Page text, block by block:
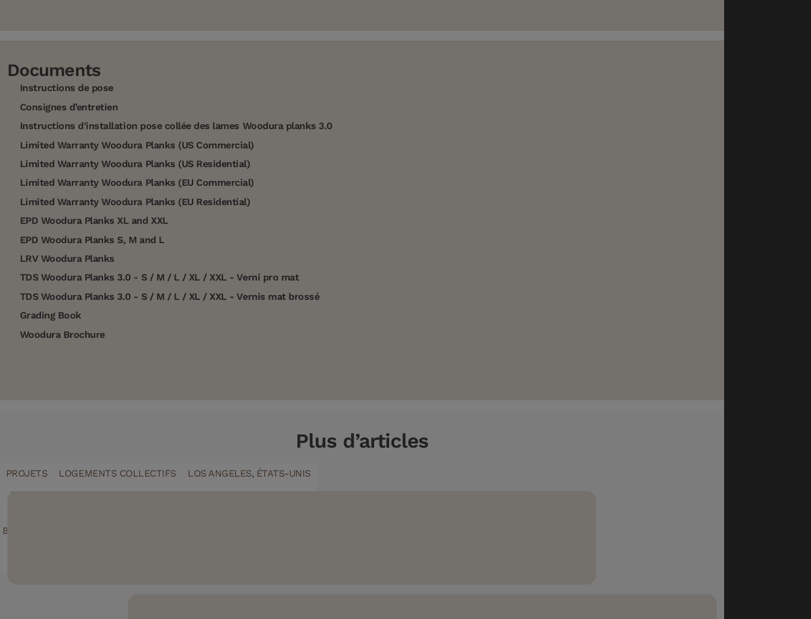
Documents
Instructions de pose
Consignes d’entretien
Instructions d'installation pose collée des lames Woodura planks 3.0
Limited Warranty Woodura Planks (US Commercial)
Limited Warranty Woodura Planks (US Residential)
Limited Warranty Woodura Planks (EU Commercial)
Limited Warranty Woodura Planks (EU Residential)
EPD Woodura Planks XL and XXL
EPD Woodura Planks S, M and L
LRV Woodura Planks
TDS Woodura Planks 3.0 - S / M / L / XL / XXL - Verni pro mat
TDS Woodura Planks 3.0 - S / M / L / XL / XXL - Vernis mat brossé
Grading Book
Woodura Brochure
Plus d’articles
PROJETS LOGEMENTS COLLECTIFS LOS ANGELES, ÉTATS-UNIS
Une nouvelle copropriété à Los Angeles
Bittoni Architects a réalisé l’aménagement intérieure de cette nouvelle